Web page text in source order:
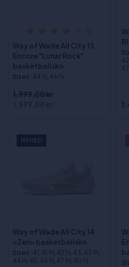
Way of Wade All City 13
Encore "Lunar Rock"
basketballsko
Sizes :44 1⁄3, 46 1⁄3
1.999,00 kr
1.599,00 kr
42
47
NYHED
Way of Wade All City 14
«Zen» basketballsko
Sizes :41, 41 2⁄3, 42 1⁄3, 43, 43 2⁄3,
44 1⁄3, 45, 46 1⁄3, 47 2⁄3, 40 1⁄3